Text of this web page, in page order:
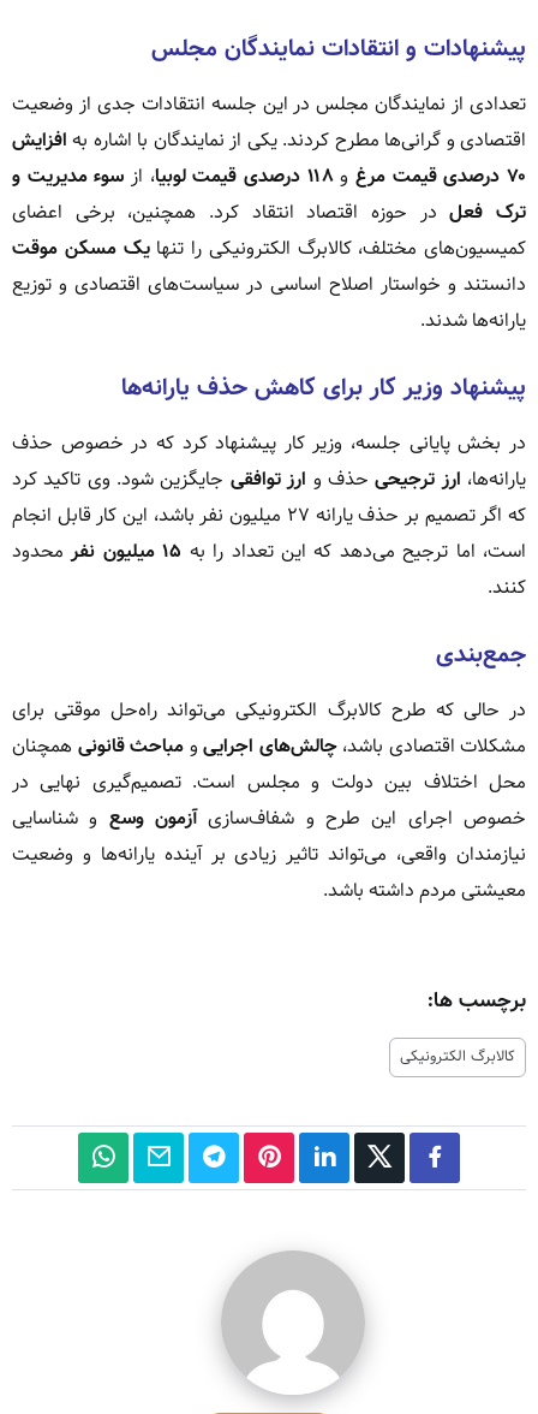
پیشنهادات و انتقادات نمایندگان مجلس
تعدادی از نمایندگان مجلس در این جلسه انتقادات جدی از وضعیت
اقتصادی و گرانی‌ها مطرح کردند. یکی از نمایندگان با اشاره به افزایش
۷۰ درصدی قیمت مرغ
و۱۱۸ درصدی قیمت لوبیا ، از سوء مدیریت و
ترک فعلدر حوزه اقتصاد انتقاد کرد. همچنین، برخی اعضای
کمیسیون‌های مختلف، کالابرگ الکترونیکی را تنهایک مسکن موقت
دانستند و خواستار اصلاح اساسی در سیاست‌های اقتصادی و توزیع
یارانه‌ها شدند.
پیشنهاد وزیر کار برای کاهش حذف یارانه‌ها
در بخش پایانی جلسه، وزیر کار پیشنهاد کرد که در خصوص حذف
یارانه‌ها، ارز ترجیحیحذف و ارز توافقی جایگزین شود. وی تاکید کرد
که اگر تصمیم بر حذف یارانه ۲۷ میلیون نفر باشد، این کار قابل انجام
است، اما ترجیح می‌دهد که این تعداد را به ۱۵ میلیون نفر
محدود
کنند.
جمع‌بندی
در حالی که طرح کالابرگ الکترونیکی می‌تواند راه‌حل موقتی برای
مشکلات اقتصادی باشد،چالش‌های اجرایی و مباحث قانونی همچنان
محل اختلاف بین دولت و مجلس است. تصمیم‌گیری نهایی در
خصوص اجرای این طرح و شفاف‌سازیآزمون وسع و شناسایی
نیازمندان واقعی، می‌تواند تاثیر زیادی بر آینده یارانه‌ها و وضعیت
معیشتی مردم داشته باشد.
برچسب ها:
کالابرگ الکترونیکی